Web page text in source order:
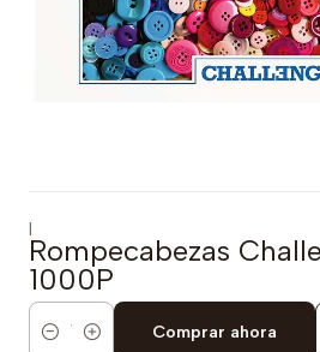
|
Rompecabezas
1000P
Cantidad
Comprar ahora